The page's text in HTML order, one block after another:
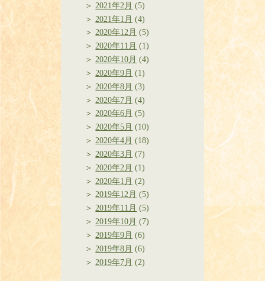
2021年2月 (5)
2021年1月 (4)
2020年12月 (5)
2020年11月 (1)
2020年10月 (4)
2020年9月 (1)
2020年8月 (3)
2020年7月 (4)
2020年6月 (5)
2020年5月 (10)
2020年4月 (18)
2020年3月 (7)
2020年2月 (1)
2020年1月 (2)
2019年12月 (5)
2019年11月 (5)
2019年10月 (7)
2019年9月 (6)
2019年8月 (6)
2019年7月 (2)